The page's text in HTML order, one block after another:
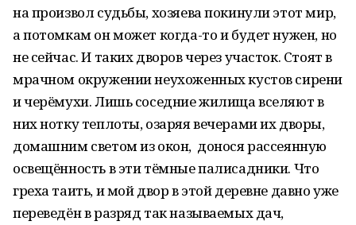
на произвол судьбы, хозяева покинули этот мир,
а потомкам он может когда-то и будет нужен, но
не сейчас. И таких дворов через участок. Стоят в
мрачном окружении неухоженных кустов сирени
и черёмухи. Лишь соседние жилища вселяют в
них нотку теплоты, озаряя вечерами их дворы,
домашним светом из окон, донося рассеянную
освещённость в эти тёмные палисадники. Что
греха таить, и мой двор в этой деревне давно уже
переведён в разряд так называемых дач,